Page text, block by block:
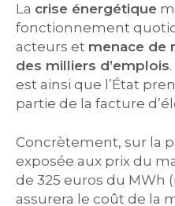
La crise énergétique
fonctionnement
acteurs et menace de
des milliers d’emplois
est ainsi que l’État
partie de la facture
Concrètement, sur la
exposée aux prix du
de 325 euros du MWh
assurera le coût de la